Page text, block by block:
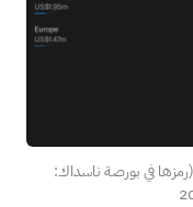
في بورصة ناسداك: